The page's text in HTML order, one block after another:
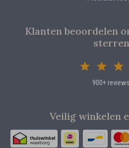
Klanten beoordelen
sterren
900+ reviews
Veilig winkelen